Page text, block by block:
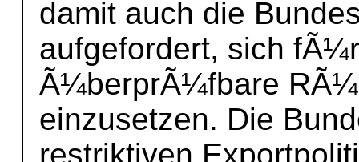
damit auch die
aufgefordert, sich
Ã¼berprÃ¼fbare
einzusetzen. Die
restriktiven